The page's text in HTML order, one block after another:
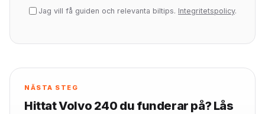
Jag vill få guiden och relevanta biltips. Integritetspolicy.
NÄSTA STEG
Hittat Volvo 240 du funderar på? Lås